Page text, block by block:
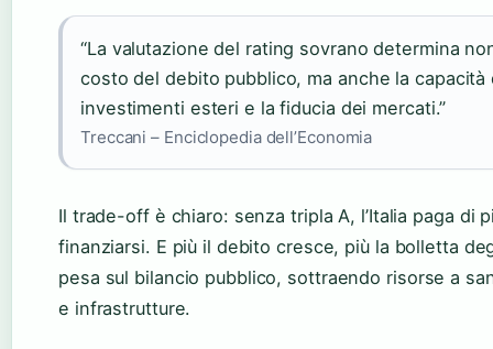
“La valutazione del rating sovrano determina
costo del debito pubblico, ma anche la capacità
investimenti esteri e la fiducia dei mercati.”
Treccani – Enciclopedia dell’Economia
Il trade-off è chiaro: senza tripla A, l’Italia paga di
finanziarsi. E più il debito cresce, più la bolletta
pesa sul bilancio pubblico, sottraendo risorse a
e infrastrutture.